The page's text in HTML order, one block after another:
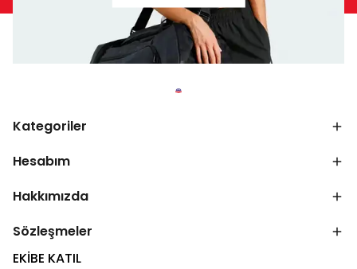
Kategoriler
Hesabım
Hakkımızda
Sözleşmeler
EKİBE KATIL